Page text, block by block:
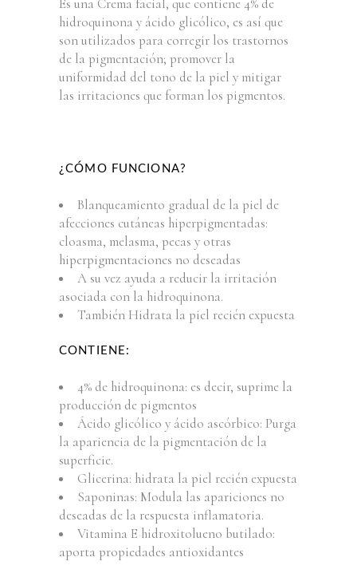
Es una Crema facial, que contiene 4% de
hidroquinona y ácido glicólico, es así que
son utilizados para corregir los trastornos
de la pigmentación; promover la
uniformidad del tono de la piel y mitigar
las irritaciones que forman los pigmentos.
¿CÓMO FUNCIONA?
Blanqueamiento gradual de la piel de
afecciones cutáneas hiperpigmentadas:
cloasma, melasma, pecas y otras
hiperpigmentaciones no deseadas
A su vez ayuda a reducir la irritación
asociada con la hidroquinona.
También Hidrata la piel recién expuesta
CONTIENE:
4% de hidroquinona: es decir, suprime la
producción de pigmentos
Ácido glicólico y ácido ascórbico: Purga
la apariencia de la pigmentación de la
superficie.
Glicerina: hidrata la piel recién expuesta
Saponinas: Modula las apariciones no
deseadas de la respuesta inflamatoria.
Vitamina E hidroxitolueno butilado:
aporta propiedades antioxidantes